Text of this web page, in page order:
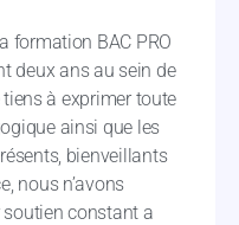
formation BAC PRO
deux ans au sein de
à exprimer toute
ainsi que les
bienveillants
nous n’avons
soutien constant a